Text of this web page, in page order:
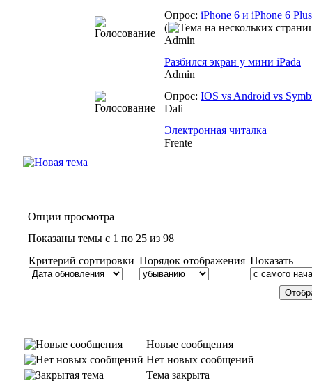
Опрос: iPhone 6 и iPhone 6
(
Admin
Разбился экран у мини iPadа
Admin
Опрос: IOS vs Android vs
Dali
Электронная читалка
Frente
Опции просмотра
Показаны темы с 1 по 25 из 98
Критерий сортировки Порядок отображения Показать
Новые сообщения
Нет новых сообщений
Тема закрыта